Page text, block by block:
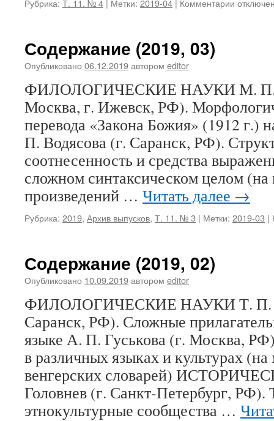
Рубрика: Т. 11. № 4 | Метки: 2019-04 | Комментарии к
Содержание (2019, 03)
Опубликовано 06.12.2019автором editor
ФИЛОЛОГИЧЕСКИЕ НАУКИ М. П.
Москва, г. Ижевск, РФ).
перевода «Закона Божия» (1912 г.)
П. Водясова (г. Саранск, РФ).
соотнесенность и средства
сложном синтаксическом целом (на
произведений … Читать далее →
Рубрика: 2019, Архив выпусков, Т. 11. № 3 | Метки: 2019-03 |
Содержание (2019, 02)
Опубликовано 10.09.2019автором editor
ФИЛОЛОГИЧЕСКИЕ НАУКИ Т. П.
Саранск, РФ). Сложные
языке А. П. Гуськова (г. Москва,
в различных языках и культурах (на
венгерских словарей)
Головнев (г. Санкт-Петербург, РФ).
этнокультурные сообщества …